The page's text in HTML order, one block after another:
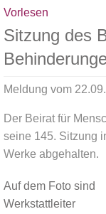
Vorlesen
Sitzung des
Meldung vom
Der Beirat für
seine 145. Sitzung
Werke abgehalten.
Auf dem Foto sind
Werkstattleiter